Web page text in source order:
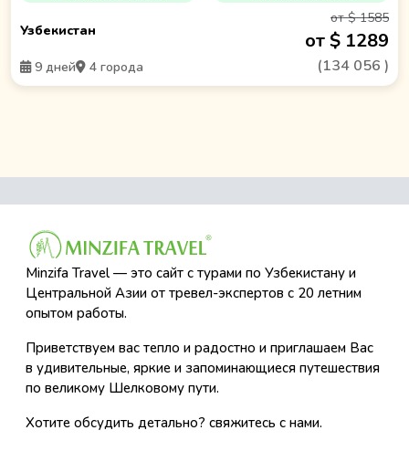
Узбекистан
9 дней 4 города
от $ 1585
от $ 1289
(134 056 )
Minzifa Travel — это сайт с турами по Узбекистану и
Центральной Азии от тревел-экспертов с 20 летним
опытом работы.
Приветствуем вас тепло и радостно и приглашаем Вас
в удивительные, яркие и запоминающиеся путешествия
по великому Шелковому пути.
Хотите обсудить детально? свяжитесь с нами.